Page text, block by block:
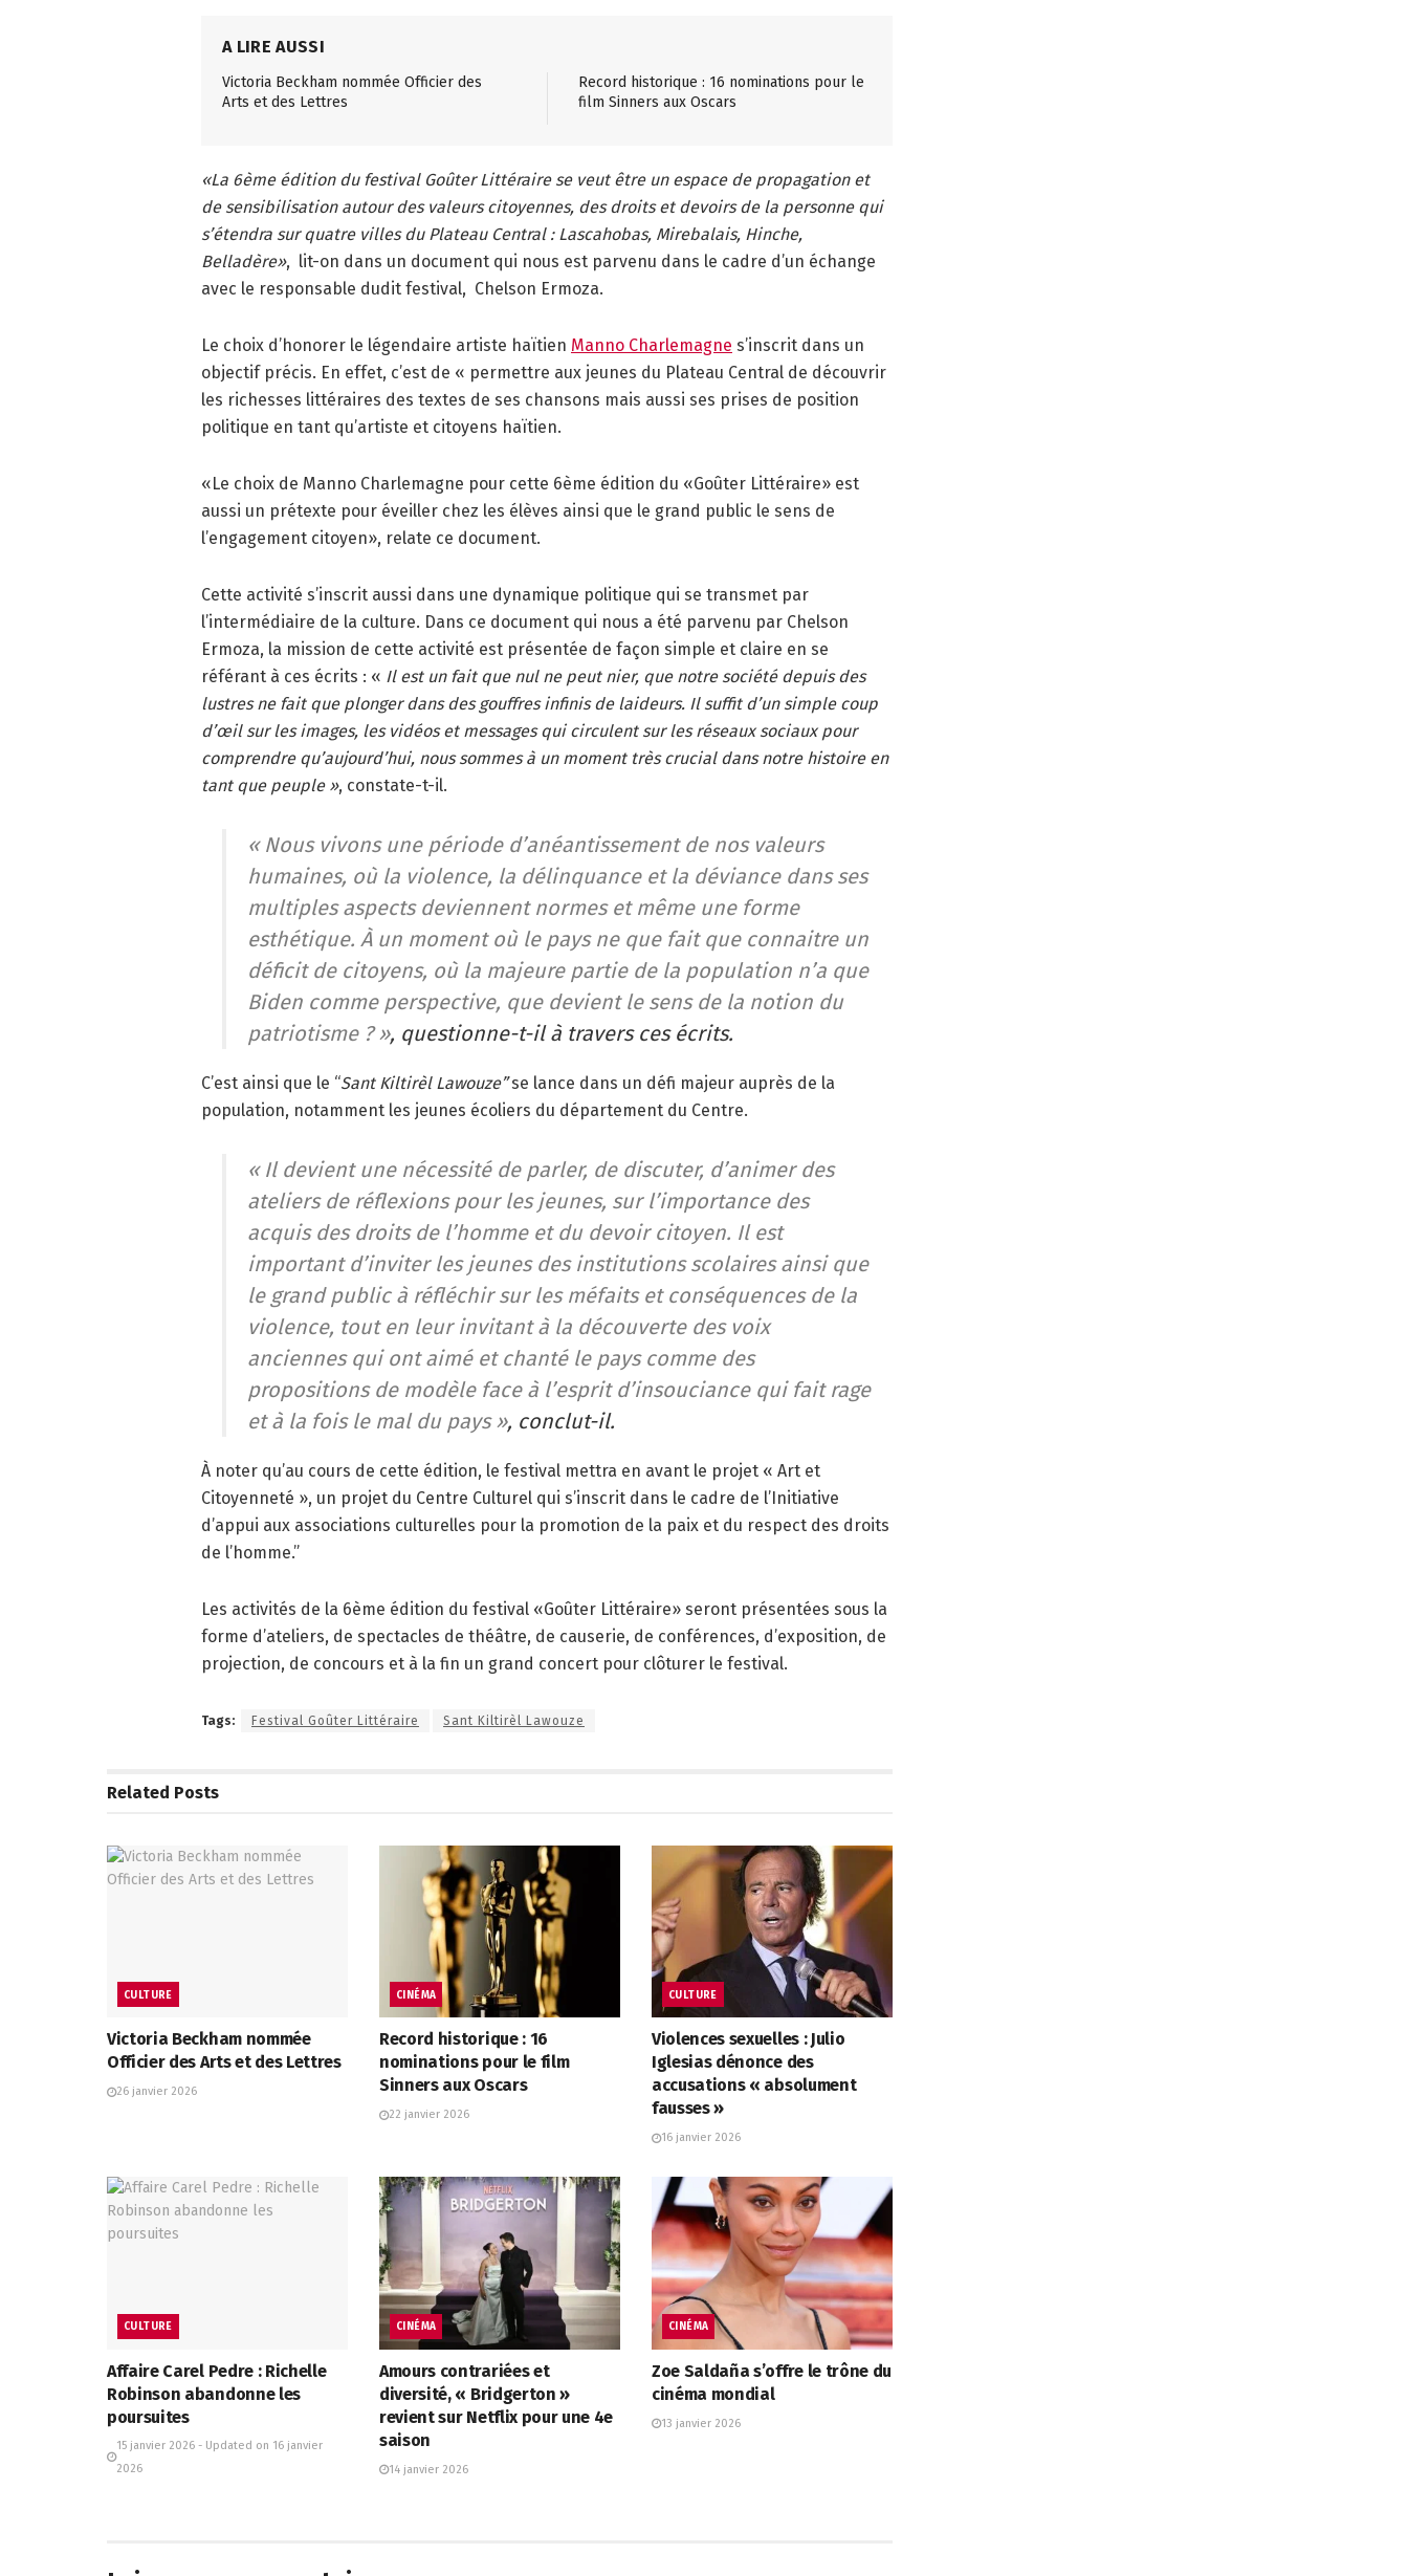
A LIRE AUSSI
Victoria Beckham nommée Officier des
Arts et des Lettres
Record historique : 16 nominations pour le
film Sinners aux Oscars
«La 6ème édition du festival Goûter Littéraire se veut être un espace de propagation et
de sensibilisation autour des valeurs citoyennes, des droits et devoirs de la personne qui
s’étendra sur quatre villes du Plateau Central : Lascahobas, Mirebalais, Hinche,
Belladère», lit-on dans un document qui nous est parvenu dans le cadre d’un échange
avec le responsable dudit festival, Chelson Ermoza.
Le choix d’honorer le légendaire artiste haïtien Manno Charlemagne s’inscrit dans un
objectif précis. En effet, c’est de « permettre aux jeunes du Plateau Central de découvrir
les richesses littéraires des textes de ses chansons mais aussi ses prises de position
politique en tant qu’artiste et citoyens haïtien.
«Le choix de Manno Charlemagne pour cette 6ème édition du «Goûter Littéraire» est
aussi un prétexte pour éveiller chez les élèves ainsi que le grand public le sens de
l’engagement citoyen», relate ce document.
Cette activité s’inscrit aussi dans une dynamique politique qui se transmet par
l’intermédiaire de la culture. Dans ce document qui nous a été parvenu par Chelson
Ermoza, la mission de cette activité est présentée de façon simple et claire en se
référant à ces écrits : « Il est un fait que nul ne peut nier, que notre société depuis des
lustres ne fait que plonger dans des gouffres infinis de laideurs. Il suffit d’un simple coup
d’œil sur les images, les vidéos et messages qui circulent sur les réseaux sociaux pour
comprendre qu’aujourd’hui, nous sommes à un moment très crucial dans notre histoire en
tant que peuple », constate-t-il.
« Nous vivons une période d’anéantissement de nos valeurs
humaines, où la violence, la délinquance et la déviance dans ses
multiples aspects deviennent normes et même une forme
esthétique. À un moment où le pays ne que fait que connaitre un
déficit de citoyens, où la majeure partie de la population n’a que
Biden comme perspective, que devient le sens de la notion du
patriotisme ? », questionne-t-il à travers ces écrits.
C’est ainsi que le “Sant Kiltirèl Lawouze”se lance dans un défi majeur auprès de la
population, notamment les jeunes écoliers du département du Centre.
« Il devient une nécessité de parler, de discuter, d’animer des
ateliers de réflexions pour les jeunes, sur l’importance des
acquis des droits de l’homme et du devoir citoyen. Il est
important d’inviter les jeunes des institutions scolaires ainsi que
le grand public à réfléchir sur les méfaits et conséquences de la
violence, tout en leur invitant à la découverte des voix
anciennes qui ont aimé et chanté le pays comme des
propositions de modèle face à l’esprit d’insouciance qui fait rage
et à la fois le mal du pays », conclut-il.
À noter qu’au cours de cette édition, le festival mettra en avant le projet « Art et
Citoyenneté », un projet du Centre Culturel qui s’inscrit dans le cadre de l’Initiative
d’appui aux associations culturelles pour la promotion de la paix et du respect des droits
de l’homme.”
Les activités de la 6ème édition du festival «Goûter Littéraire» seront présentées sous la
forme d’ateliers, de spectacles de théâtre, de causerie, de conférences, d’exposition, de
projection, de concours et à la fin un grand concert pour clôturer le festival.
Tags: Festival Goûter Littéraire Sant Kiltirèl Lawouze
Related Posts
CULTURE
Victoria Beckham nommée
Officier des Arts et des Lettres
26 janvier 2026
CINÉMA
Record historique : 16
nominations pour le film
Sinners aux Oscars
22 janvier 2026
CULTURE
Violences sexuelles : Julio
Iglesias dénonce des
accusations « absolument
fausses »
16 janvier 2026
CULTURE
Affaire Carel Pedre : Richelle
Robinson abandonne les
poursuites
15 janvier 2026 - Updated on 16 janvier
2026
CINÉMA
Amours contrariées et
diversité, « Bridgerton »
revient sur Netflix pour une 4e
saison
14 janvier 2026
CINÉMA
Zoe Saldaña s’offre le trône du
cinéma mondial
13 janvier 2026